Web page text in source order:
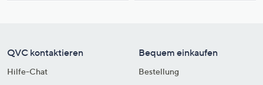
QVC kontaktieren
Hilfe-Chat
Bequem einkaufen
Bestellung